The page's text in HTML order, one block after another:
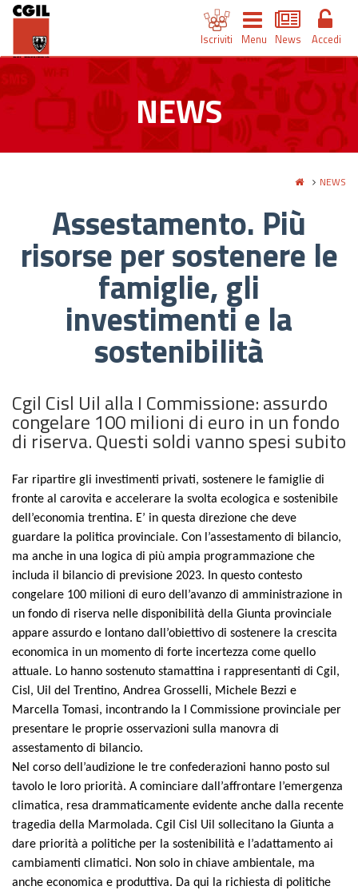
Iscriviti Menu News Accedi
NEWS
NEWS
Assestamento. Più
risorse per sostenere le
famiglie, gli
investimenti e la
sostenibilità
Cgil Cisl Uil alla I Commissione: assurdo
congelare 100 milioni di euro in un fondo
di riserva. Questi soldi vanno spesi subito
Far ripartire gli investimenti privati, sostenere le famiglie di
fronte al carovita e accelerare la svolta ecologica e sostenibile
dell’economia trentina. E’ in questa direzione che deve
guardare la politica provinciale. Con l’assestamento di bilancio,
ma anche in una logica di più ampia programmazione che
includa il bilancio di previsione 2023. In questo contesto
congelare 100 milioni di euro dell’avanzo di amministrazione in
un fondo di riserva nelle disponibilità della Giunta provinciale
appare assurdo e lontano dall’obiettivo di sostenere la crescita
economica in un momento di forte incertezza come quello
attuale. Lo hanno sostenuto stamattina i rappresentanti di Cgil,
Cisl, Uil del Trentino, Andrea Grosselli, Michele Bezzi e
Marcella Tomasi, incontrando la I Commissione provinciale per
presentare le proprie osservazioni sulla manovra di
assestamento di bilancio.
Nel corso dell’audizione le tre confederazioni hanno posto sul
tavolo le loro priorità. A cominciare dall’affrontare l’emergenza
climatica, resa drammaticamente evidente anche dalla recente
tragedia della Marmolada. Cgil Cisl Uil sollecitano la Giunta a
dare priorità a politiche per la sostenibilità e l’adattamento ai
cambiamenti climatici. Non solo in chiave ambientale, ma
anche economica e produttiva. Da qui la richiesta di politiche